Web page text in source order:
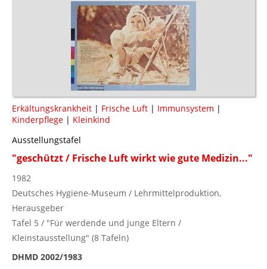
Erkältungskrankheit | Frische Luft | Immunsystem |
Kinderpflege | Kleinkind
Ausstellungstafel
"geschützt / Frische Luft wirkt wie gute Medizin..."
1982
Deutsches Hygiene-Museum / Lehrmittelproduktion,
Herausgeber
Tafel 5 / "Für werdende und junge Eltern /
Kleinstausstellung" (8 Tafeln)
DHMD 2002/1983